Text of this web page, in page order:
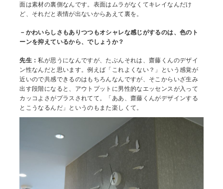
面は素材の裏側なんです。表面はムラがなくてキレイなんだけ
ど、それだと表情が出ないからあえて裏を。
－かわいらしさもありつつもオシャレな感じがするのは、色のト
ーンを抑えているから、でしょうか？
先生：私が思うになんですが、たぶんそれは、齋藤くんのデザイ
ン性なんだと思います。例えば「これよくない？」という感覚が
近いので共感できるのはもちろんなんですが、そこからいざ生み
出す段階になると、アウトプットに男性的なエッセンスが入って
カッコよさがプラスされてて。「ああ、齋藤くんがデザインする
とこうなるんだ」というのもまた楽しくて。